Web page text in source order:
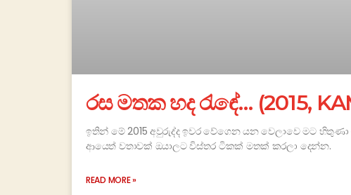
රස මතක හද රැඳේ… (2015,
ඉතින් මේ 2015 අවුරුද්ද ඉවර වේගෙන යන වෙලාවෙ මට
ආයෙත් වතාවක් ඔයාලට විස්තර ටිකක් මතක් කරලා දෙන්න.
READ MORE »